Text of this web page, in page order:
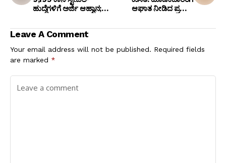
ಹುದ್ದೆಗಳಿಗೆ ಅರ್ಜಿ ಆಹ್ವಾನ;
ಸುವರ್ಣಾವಕಾಶ!
ಆಘಾತ ನೀಡಿದ ಪ್ರಧಾನಿ
ಕಲ್ಯಾಣ್ ಶೇರುಗಳು 10%
Leave A Comment
Your email address will not be published. Required fields
are marked *